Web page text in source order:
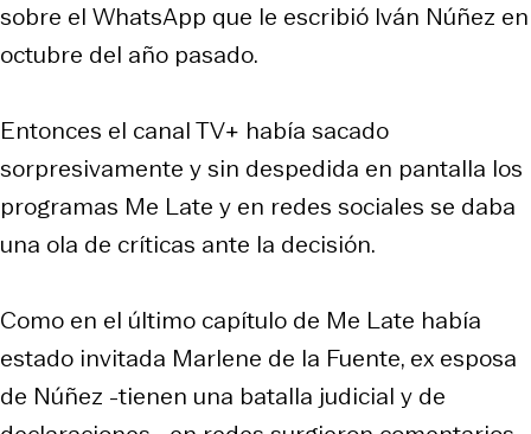
sobre el WhatsApp que le escribió Iván Núñez en
octubre del año pasado.
Entonces el canal TV+ había sacado
sorpresivamente y sin despedida en pantalla los
programas Me Late y en redes sociales se daba
una ola de críticas ante la decisión.
Como en el último capítulo de Me Late había
estado invitada Marlene de la Fuente, ex esposa
de Núñez -tienen una batalla judicial y de